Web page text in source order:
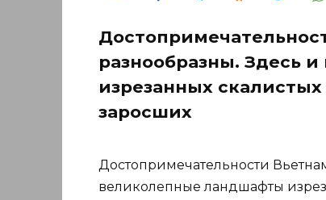
разнообразны. Здесь
изрезанных
заросших
Достопримечательности
великолепные ландшафты